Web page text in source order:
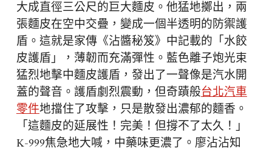
大成直徑三公尺的巨大麵皮。他猛地擲出，兩
張麵皮在空中交疊，變成一個半透明的防禦護
盾。這就是家傳《沾醬秘笈》中記載的「水餃
皮護盾」，薄韌而充滿彈性。藍色離子炮光束
猛烈地擊中麵皮護盾，發出了一聲像是汽水開
蓋的聲音。護盾劇烈震動，但奇蹟般台北汽車
零件地擋住了攻擊，只是散發出濃郁的麵香。
「這麵皮的延展性！完美！但撐不了太久！」
K-999焦急地大喊，中藥味更濃了。廖沾沾知